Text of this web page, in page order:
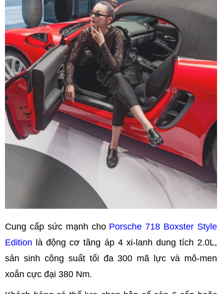
Cung cấp sức mạnh cho Porsche 718 Boxster Style
Edition là động cơ tăng áp 4 xi-lanh dung tích 2.0L,
sản sinh công suất tối đa 300 mã lực và mô-men
xoắn cực đại 380 Nm.